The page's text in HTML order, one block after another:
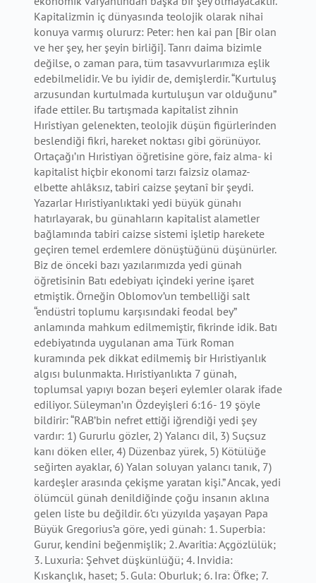
Kapitalizmin iç dünyasında teolojik olarak nihai
konuya varmış olururz: Peter: hen kai pan [Bir olan
ve her şey, her şeyin birliği]. Tanrı daima bizimle
değilse, o zaman para, tüm tasavvurlarımıza eşlik
edebilmelidir. Ve bu iyidir de, demişlerdir. “Kurtuluş
arzusundan kurtulmada kurtuluşun var olduğunu”
ifade ettiler. Bu tartışmada kapitalist zihnin
Hıristiyan gelenekten, teolojik düşün figürlerinden
beslendiği fikri, hareket noktası gibi görünüyor.
Ortaçağı’ın Hıristiyan öğretisine göre, faiz alma- ki
kapitalist hiçbir ekonomi tarzı faizsiz olamaz-
elbette ahlâksız, tabiri caizse şeytanî bir şeydi.
Yazarlar Hıristiyanlıktaki yedi büyük günahı
hatırlayarak, bu günahların kapitalist alametler
bağlamında tabiri caizse sistemi işletip harekete
geçiren temel erdemlere dönüştüğünü düşünürler.
Biz de önceki bazı yazılarımızda yedi günah
öğretisinin Batı edebiyatı içindeki yerine işaret
etmiştik. Örneğin Oblomov’un tembelliği salt
“endüstri toplumu karşısındaki feodal bey”
anlamında mahkum edilmemiştir, fikrinde idik. Batı
edebiyatında uygulanan ama Türk Roman
kuramında pek dikkat edilmemiş bir Hıristiyanlık
algısı bulunmakta. Hıristiyanlıkta 7 günah,
toplumsal yapıyı bozan beşeri eylemler olarak ifade
ediliyor. Süleyman’ın Özdeyişleri 6:16- 19 şöyle
bildirir: “RAB’bin nefret ettiği iğrendiği yedi şey
vardır: 1) Gururlu gözler, 2) Yalancı dil, 3) Suçsuz
kanı döken eller, 4) Düzenbaz yürek, 5) Kötülüğe
seğirten ayaklar, 6) Yalan soluyan yalancı tanık, 7)
kardeşler arasında çekişme yaratan kişi.” Ancak, yedi
ölümcül günah denildiğinde çoğu insanın aklına
gelen liste bu değildir. 6’cı yüzyılda yaşayan Papa
Büyük Gregorius’a göre, yedi günah: 1. Superbia:
Gurur, kendini beğenmişlik; 2. Avaritia: Açgözlülük;
3. Luxuria: Şehvet düşkünlüğü; 4. Invidia:
Kıskançlık, haset; 5. Gula: Oburluk; 6. Ira: Öfke; 7.